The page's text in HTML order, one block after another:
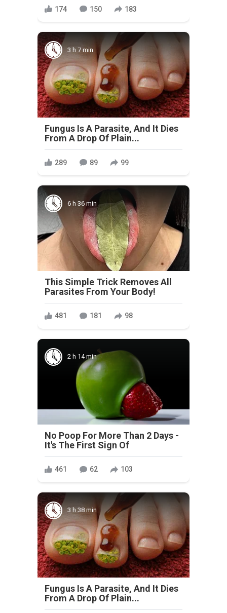
174 150 183
3 h 7 min
Fungus Is A Parasite, And It Dies
From A Drop Of Plain...
289 89 99
6 h 36 min
This Simple Trick Removes All
Parasites From Your Body!
481 181 98
2 h 14 min
No Poop For More Than 2 Days -
It's The First Sign Of
461 62 103
3 h 38 min
Fungus Is A Parasite, And It Dies
From A Drop Of Plain...